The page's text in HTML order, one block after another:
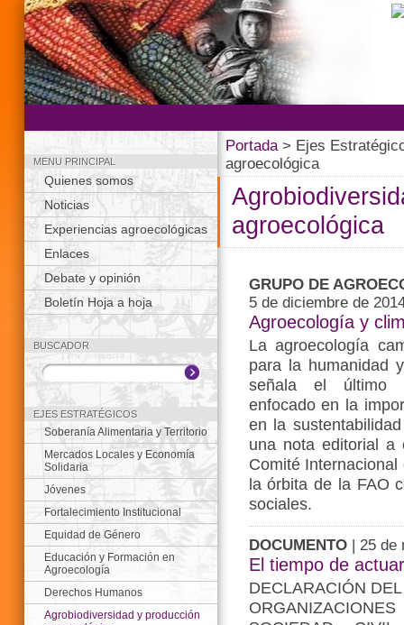
MENU PRINCIPAL
Quienes somos
Noticias
Experiencias agroecológicas
Enlaces
Debate y opinión
Boletín Hoja a hoja
BUSCADOR
EJES ESTRATÉGICOS
Soberanía Alimentaria y Territorio
Mercados Locales y Economía
Solidaria
Jóvenes
Fortalecimiento Institucional
Equidad de Género
Educación y Formación en
Agroecología
Derechos Humanos
Agrobiodiversidad y producción
Portada > Ejes
agroecológica
agroecológica
GRUPO DE
5 de diciembre de
Agroecología y
La agroecología
para la humanidad
señala el último
enfocado en la
en la
una nota editorial a
Comité
la órbita de la FAO
sociales.
DOCUMENTO| 25 de
El tiempo de
DECLARACIÓN